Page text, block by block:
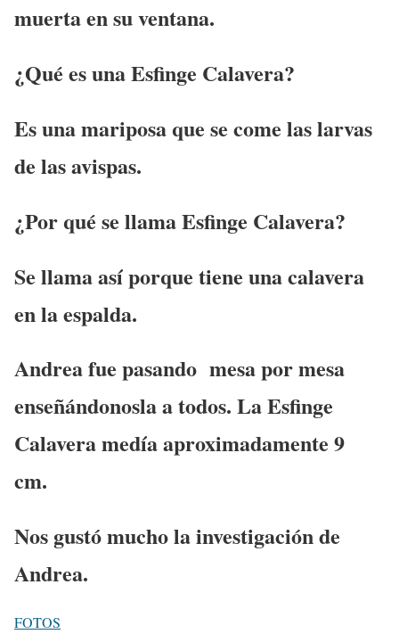
muerta en su ventana.
¿Qué es una Esfinge Calavera?
Es una mariposa que se come las larvas
de las avispas.
¿Por qué se llama Esfinge Calavera?
Se llama así porque tiene una calavera
en la espalda.
Andrea fue pasando mesa por mesa
enseñándonosla a todos. La Esfinge
Calavera medía aproximadamente 9
cm.
Nos gustó mucho la investigación de
Andrea.
FOTOS